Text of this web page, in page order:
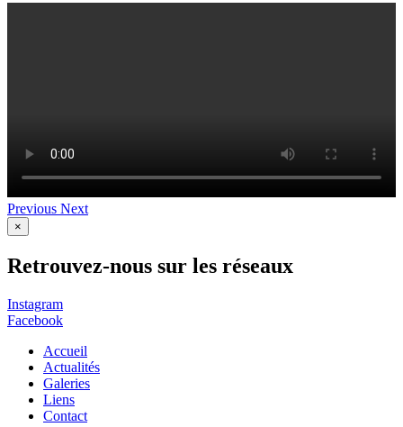
Previous Next
×
Retrouvez-nous sur les réseaux
Instagram
Facebook
Accueil
Actualités
Galeries
Liens
Contact